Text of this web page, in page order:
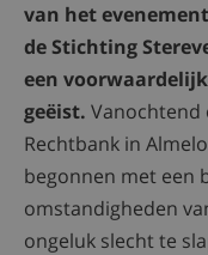
van het
de Stichting
een
geëist. Vanochtend
Rechtbank in
begonnen met een
omstandigheden
ongeluk slecht te